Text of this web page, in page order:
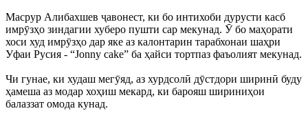
Масрур Алибахшев ҷавонест, ки бо интихоби дурусти касб
имрӯзҳо зиндагии хуберо пушти сар мекунад. Ӯ бо маҳорати
хоси худ имрӯзҳо дар яке аз калонтарин тарабхонаи шаҳри
Уфаи Русия - “Jonny cake” ба ҳайси тортпаз фаъолият мекунад.
Чи гунае, ки худаш мегӯяд, аз хурдсолӣ дӯстдори ширинӣ буду
ҳамеша аз модар хоҳиш мекард, ки барояш шириниҳои
балаззат омода кунад.